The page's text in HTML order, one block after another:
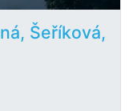
Šeříková,